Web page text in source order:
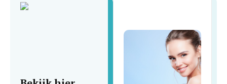
zonlicht na laserontharing kan leiden tot blaren en